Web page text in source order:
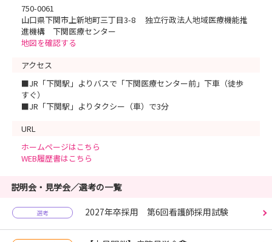
750-0061
山口県下関市上新地町三丁目3-8 独立行政法人地域医療機能推
進機構 下関医療センター
地図を確認する
アクセス
■JR「下関駅」よりバスで「下関医療センター前」下車（徒歩
すぐ）
■JR「下関駅」よりタクシー（車）で3分
URL
ホームページはこちら
WEB履歴書はこちら
説明会・見学会／選考の一覧
選考 2027年卒採用 第6回看護師採用試験